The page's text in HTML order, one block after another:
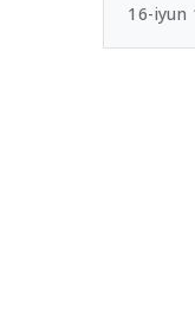
16-iyun